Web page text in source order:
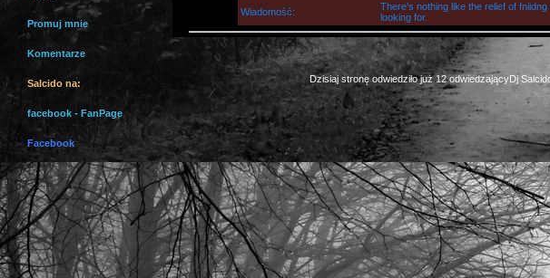
Promuj mnie
Komentarze
Salcido na:
facebook - FanPage
Facebook
Wiadomość:
There's nothing like the relief of
looking for.
Dzisiaj stronę odwiedziło już 12 odwiedzającyDj